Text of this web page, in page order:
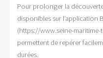
Pour prolonger la
disponibles sur l’application
(https://www.seine-
permettent de repérer
durées.